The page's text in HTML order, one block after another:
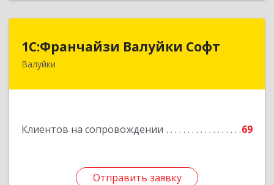
1С:Франчайзи Валуйки Софт
Валуйки
Клиентов на сопровождении 69
Отправить заявку
1С:Франчайзи Валуйки Софт
309996, Белгородская обл, Валуйки г, Горького,
Отправить заявку